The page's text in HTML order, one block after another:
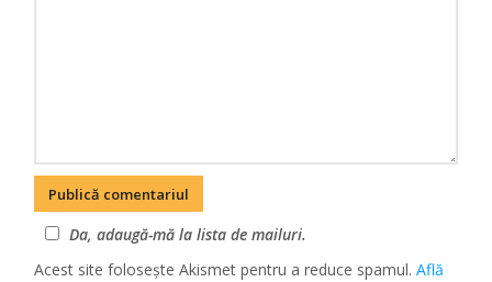
Da, adaugă-mă la lista de mailuri.
Acest site folosește Akismet pentru a reduce spamul.Află